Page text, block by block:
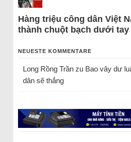
Hàng triệu công dân Việt
thành chuột bạch dưới tay
NEUESTE KOMMENTARE
Long Rồng Trầnzu Bao vây dư
dân sẽ thắng